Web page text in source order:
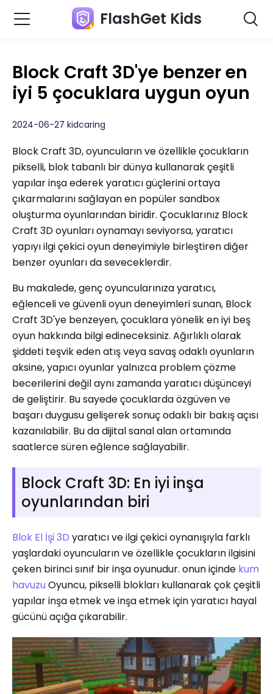
FlashGet Kids
Block Craft 3D'ye benzer en
iyi 5 çocuklara uygun oyun
2024-06-27 kidcaring
Block Craft 3D, oyuncuların ve özellikle çocukların
pikselli, blok tabanlı bir dünya kullanarak çeşitli
yapılar inşa ederek yaratıcı güçlerini ortaya
çıkarmalarını sağlayan en popüler sandbox
oluşturma oyunlarından biridir. Çocuklarınız Block
Craft 3D oyunları oynamayı seviyorsa, yaratıcı
yapıyı ilgi çekici oyun deneyimiyle birleştiren diğer
benzer oyunları da seveceklerdir.
Bu makalede, genç oyuncularınıza yaratıcı,
eğlenceli ve güvenli oyun deneyimleri sunan, Block
Craft 3D'ye benzeyen, çocuklara yönelik en iyi beş
oyun hakkında bilgi edineceksiniz. Ağırlıklı olarak
şiddeti teşvik eden atış veya savaş odaklı oyunların
aksine, yapıcı oyunlar yalnızca problem çözme
becerilerini değil aynı zamanda yaratıcı düşünceyi
de geliştirir. Bu sayede çocuklarda özgüven ve
başarı duygusu gelişerek sonuç odaklı bir bakış açısı
kazanılabilir. Bu da dijital sanal alan ortamında
saatlerce süren eğlence sağlayabilir.
Block Craft 3D: En iyi inşa
oyunlarından biri
Blok El İşi 3D yaratıcı ve ilgi çekici oynanışıyla farklı
yaşlardaki oyuncuların ve özellikle çocukların ilgisini
çeken birinci sınıf bir inşa oyunudur. onun içinde kum
havuzu Oyuncu, pikselli blokları kullanarak çok çeşitli
yapılar inşa etmek ve inşa etmek için yaratıcı hayal
gücünü açığa çıkarabilir.